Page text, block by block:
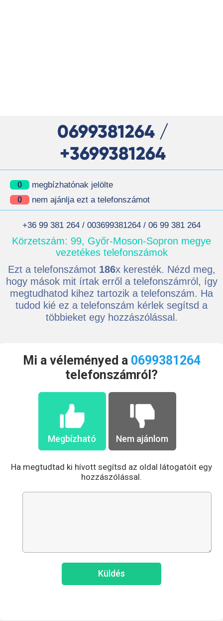
0699381264 /
+3699381264
0
megbízhatónak jelölte
0
nem ajánlja ezt a telefonszámot
+36 99 381 264 / 003699381264 / 06 99 381 264
Körzetszám: 99, Győr-Moson-Sopron megye
vezetékes telefonszámok
Ezt a telefonszámot 186x keresték. Nézd meg,
hogy mások mit írtak erről a telefonszámról, így
megtudhatod kihez tartozik a telefonszám. Ha
tudod kié ez a telefonszám kérlek segítsd a
többieket egy hozzászólással.
Mi a véleményed a 0699381264
telefonszámról?
Megbízható Nem ajánlom
Ha megtudtad ki hívott segítsd az oldal látogatóit egy
hozzászólással.
Küldés